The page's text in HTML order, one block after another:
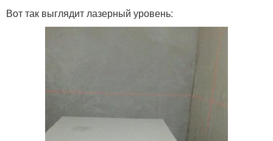
Вот так выглядит лазерный уровень: